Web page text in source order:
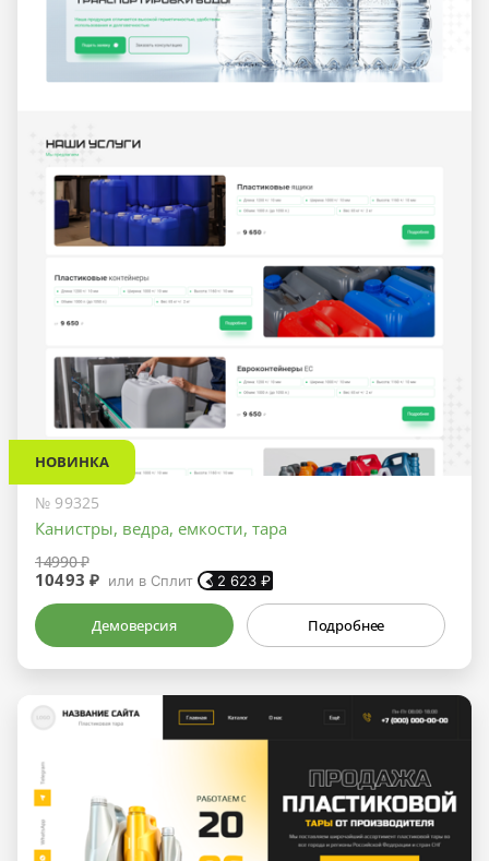
НОВИНКА
№ 99325
Канистры, ведра, емкости, тара
14990 ₽
10493 ₽ или в Сплит 2 623 ₽
Демоверсия Подробнее